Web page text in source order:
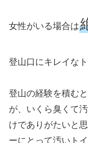
女性がいる場合は
登山口にキレイな
登山の経験を積む
が、いくら臭くて
けでありがたいと
ーにとって汚いト